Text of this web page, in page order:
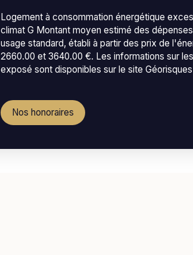
Logement à consommation énergétique
climat G Montant moyen estimé des
usage standard, établi à partir des prix de
2660.00 et 3640.00 €. Les informations sur
exposé sont disponibles sur le site
Nos honoraires